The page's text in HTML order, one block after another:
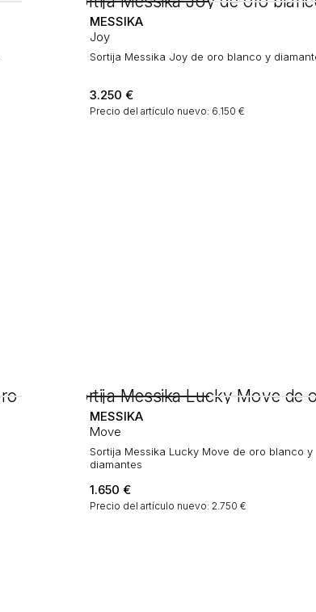
MESSIKA
Joy
Sortija Messika Joy de oro blanco y
3.250 €
Precio del artículo nuevo: 6.150 €
MESSIKA
Move
Sortija Messika Lucky Move de oro blanco y
diamantes
1.650 €
Precio del artículo nuevo: 2.750 €